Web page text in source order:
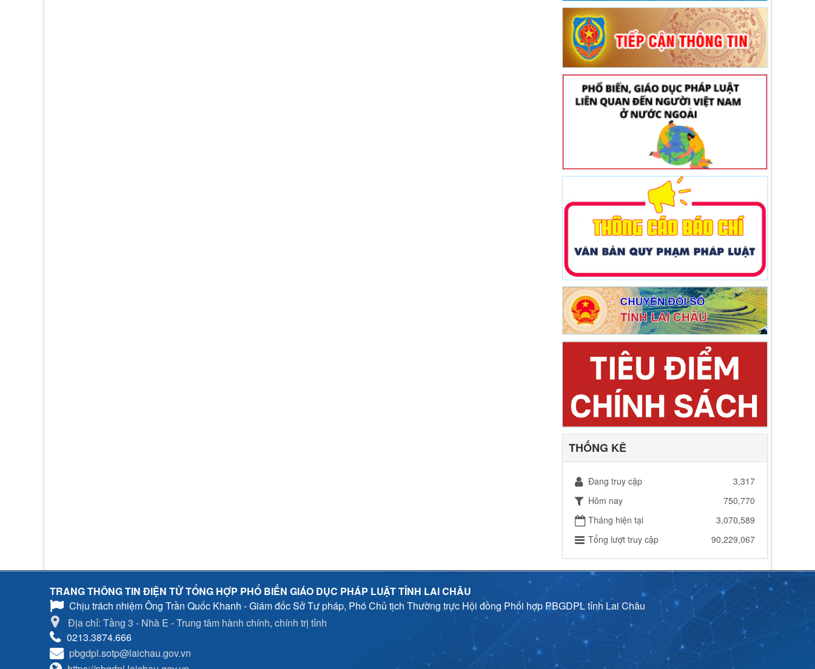
THỐNG KÊ
Đang truy cập
3,317
Hôm nay
750,770
Tháng hiện tại
3,070,589
Tổng lượt truy cập
90,229,067
TRANG THÔNG TIN ĐIỆN TỬ TỔNG HỢP PHỔ BIẾN GIÁO DỤC PHÁP LUẬT TỈNH LAI CHÂU
Chịu trách nhiệmÔng Trần Quốc Khanh - Giám đốc Sở Tư pháp, Phó Chủ tịch Thường trực Hội đồng Phối hợp PBGDPL tỉnh Lai Châu
Địa chỉ: Tầng 3 - Nhà E - Trung tâm hành chính, chính trị tỉnh
0213.3874.666
pbgdpl.sotp@laichau.gov.vn